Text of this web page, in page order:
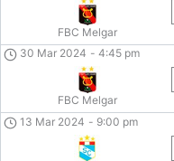
FBC Melgar
30 Mar 2024 - 4:45 pm
FBC Melgar
13 Mar 2024 - 9:00 pm